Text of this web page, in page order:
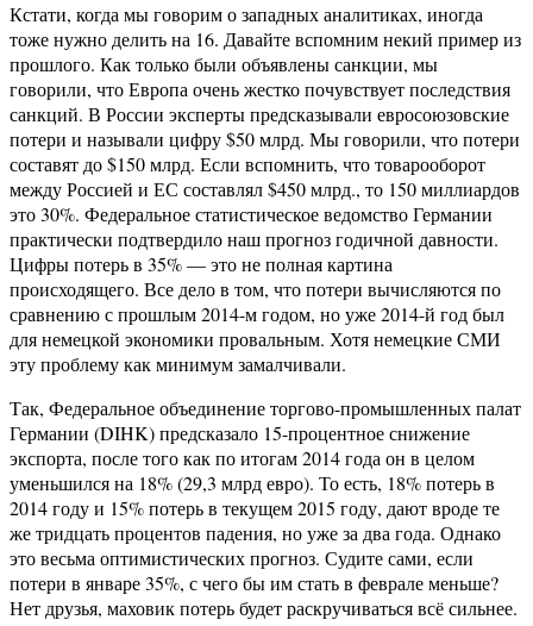
Кстати, когда мы говорим о западных аналитиках, иногда
тоже нужно делить на 16. Давайте вспомним некий пример из
прошлого. Как только были объявлены санкции, мы
говорили, что Европа очень жестко почувствует последствия
санкций. В России эксперты предсказывали евросоюзовские
потери и называли цифру $50 млрд. Мы говорили, что потери
составят до $150 млрд. Если вспомнить, что товарооборот
между Россией и ЕС составлял $450 млрд., то 150 миллиардов
это 30%. Федеральное статистическое ведомство Германии
практически подтвердило наш прогноз годичной давности.
Цифры потерь в 35% — это не полная картина
происходящего. Все дело в том, что потери вычисляются по
сравнению с прошлым 2014-м годом, но уже 2014-й год был
для немецкой экономики провальным. Хотя немецкие СМИ
эту проблему как минимум замалчивали.
Так, Федеральное объединение торгово-промышленных палат
Германии (DIHK) предсказало 15-процентное снижение
экспорта, после того как по итогам 2014 года он в целом
уменьшился на 18% (29,3 млрд евро). То есть, 18% потерь в
2014 году и 15% потерь в текущем 2015 году, дают вроде те
же тридцать процентов падения, но уже за два года. Однако
это весьма оптимистических прогноз. Судите сами, если
потери в январе 35%, с чего бы им стать в феврале меньше?
Нет друзья, маховик потерь будет раскручиваться всё сильнее.